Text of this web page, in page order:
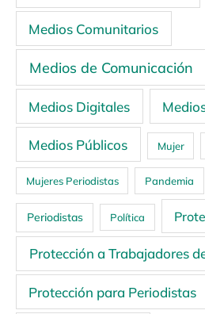
Medios Comunitarios
Medios de Comunicación
Medios Digitales
Medios Públicos Mujer
Mujeres Periodistas Pandemia
Periodistas Política
Protección a Trabajadores
Protección para Periodistas